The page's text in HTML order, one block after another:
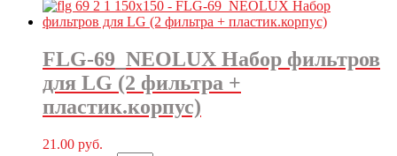
FLG-69_NEOLUX Набор фильтров
для LG (2 фильтра +
пластик.корпус)
21.00 руб.